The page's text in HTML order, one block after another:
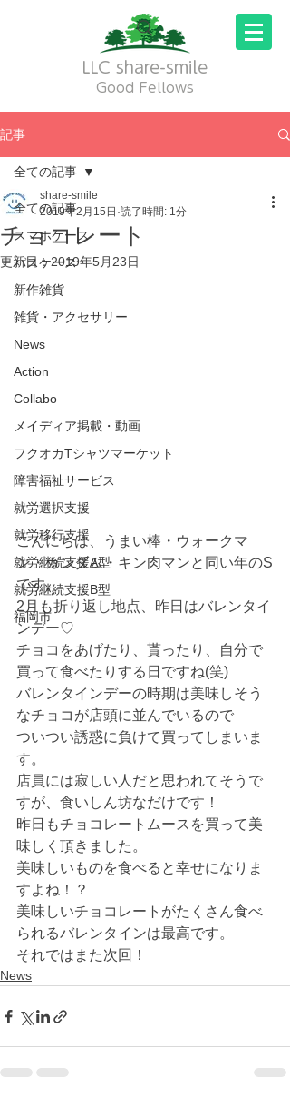
LLC share-smile
Good Fellows
記事
全ての記事
スマホケース
パスケース
新作雑貨
雑貨・アクセサリー
News
Action
Collabo
メイディア掲載・動画
フクオカTシャツマーケット
障害福祉サービス
就労選択支援
就労移行支援
就労継続支援A型
就労継続支援B型
福岡市
全ての記事
チョコレート
share-smile
2019年2月15日 読了時間: 1分
更新日：2019年5月23日
こんにちは、うまい棒・ウォークマ
ン・ガンダム・キン肉マンと同い年のS
です。
2月も折り返し地点、昨日はバレンタイ
ンデー♡
チョコをあげたり、貰ったり、自分で
買って食べたりする日ですね(笑)
バレンタインデーの時期は美味しそう
なチョコが店頭に並んでいるので
ついつい誘惑に負けて買ってしまいま
す。
店員には寂しい人だと思われてそうで
すが、食いしん坊なだけです！
昨日もチョコレートムースを買って美
味しく頂きました。
美味しいものを食べると幸せになりま
すよね！？
美味しいチョコレートがたくさん食べ
られるバレンタインは最高です。
それではまた次回！
News